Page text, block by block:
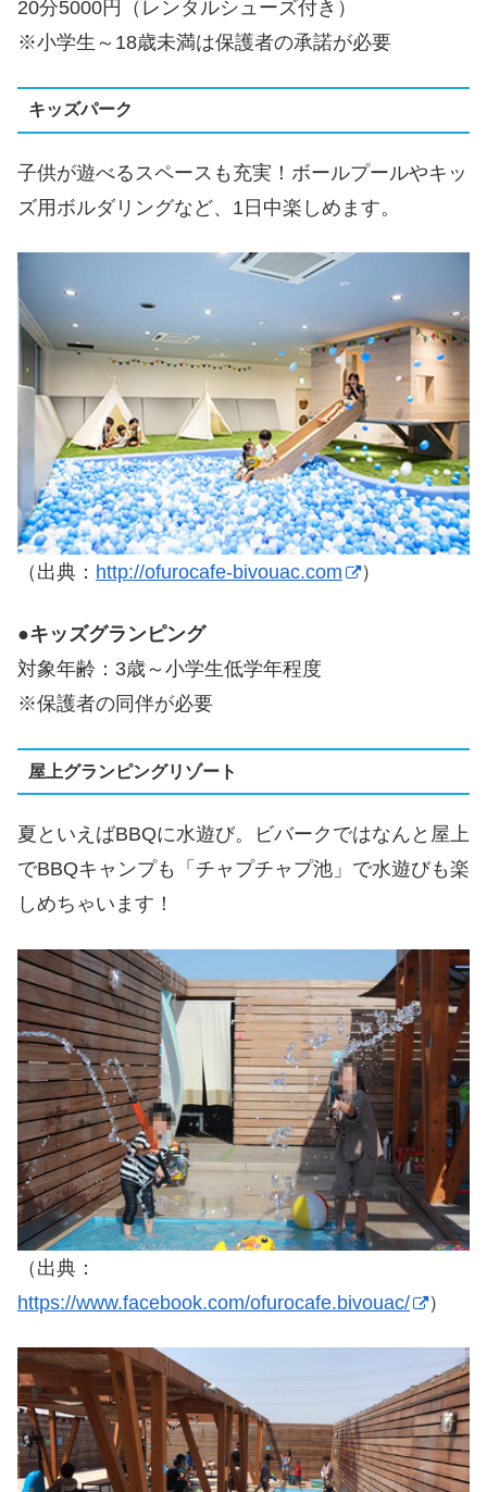
20分5000円（レンタルシューズ付き）
※小学生～18歳未満は保護者の承諾が必要
キッズパーク
子供が遊べるスペースも充実！ボールプールやキッ
ズ用ボルダリングなど、1日中楽しめます。
（出典： http://ofurocafe-bivouac.com ）
●キッズグランピング
対象年齢：3歳～小学生低学年程度
※保護者の同伴が必要
屋上グランピングリゾート
夏といえばBBQに水遊び。ビバークではなんと屋上
でBBQキャンプも「チャプチャプ池」で水遊びも楽
しめちゃいます！
（出典：
https://www.facebook.com/ofurocafe.bivouac/
）